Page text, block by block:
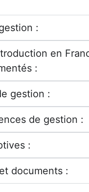
:
en
:
gestion :
de gestion :
:
documents :